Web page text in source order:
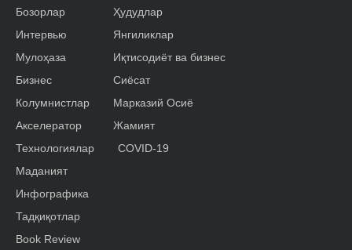
Бозорлар
Интервью
Мулоҳаза
Бизнес
Колумнистлар
Акселератор
Ҳудудлар
Янгиликлар
Иқтисодиёт ва бизнес
Сиёсат
Марказий Осиё
Жамият
Технологиялар
Маданият
Инфографика
Тадқиқотлар
Book Review
COVID-19